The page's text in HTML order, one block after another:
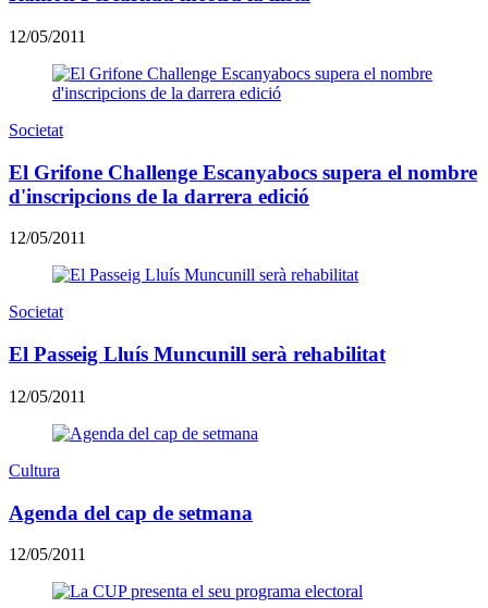
12/05/2011
Societat
El Grifone Challenge Escanyabocs supera el nombre
d'inscripcions de la darrera edició
12/05/2011
Societat
El Passeig Lluís Muncunill serà rehabilitat
12/05/2011
Cultura
Agenda del cap de setmana
12/05/2011